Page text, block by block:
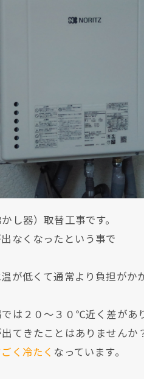
し器）取替工事です。
なくなったという事で
が低くて通常より負担がか
は２０～３０℃近く差があ
てきたことはありませんか
く冷たく なっています。